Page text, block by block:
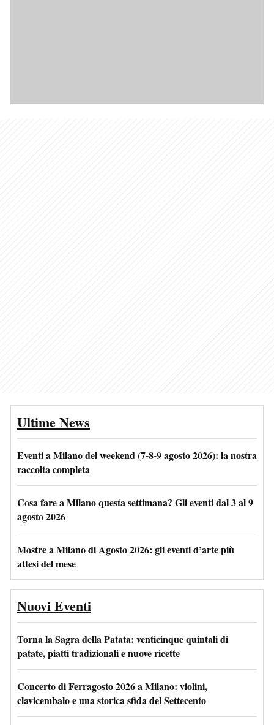
Ultime News
Eventi a Milano del weekend (7-8-9 agosto 2026): la nostra
raccolta completa
Cosa fare a Milano questa settimana? Gli eventi dal 3 al 9
agosto 2026
Mostre a Milano di Agosto 2026: gli eventi d’arte più
attesi del mese
Nuovi Eventi
Torna la Sagra della Patata: venticinque quintali di
patate, piatti tradizionali e nuove ricette
Concerto di Ferragosto 2026 a Milano: violini,
clavicembalo e una storica sfida del Settecento